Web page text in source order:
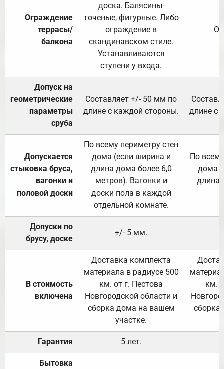
Ограждение
террасы/
балкона
доска. Балясины-
точеные, фигурные. Либо
ограждение в
скандинавском стиле.
Устанавливаются
ступени у входа.
Допуск на
геометрические
параметры
сруба
Составляет +/- 50 мм по
длине с каждой стороны.
длине с
Допускается
стыковка бруса,
вагонки и
половой доски
По всему периметру стен
дома (если ширина и
длина дома более 6,0
метров). Вагонки и
доски пола в каждой
отдельной комнате.
По
дома
длина
Допуски по
брусу, доске
+/- 5 мм.
В стоимость
включена
Доставка комплекта
материала в радиусе 500
км. от г. Пестова
Новгородской области и
сборка дома на вашем
участке.
км.
Гарантия 5 лет.
Бытовка